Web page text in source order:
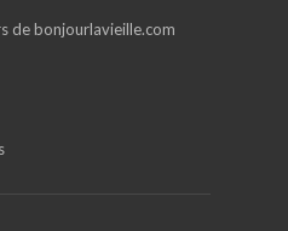
de bonjourlavieille.com